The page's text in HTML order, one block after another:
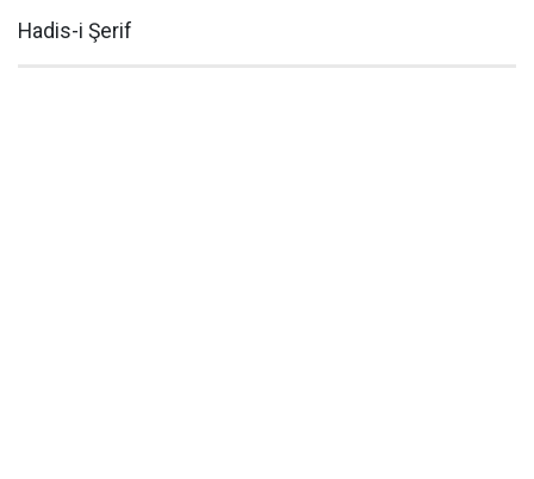
Hadis-i Şerif